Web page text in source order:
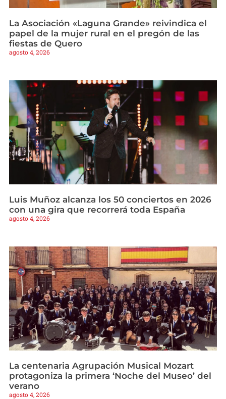
La Asociación «Laguna Grande» reivindica el
papel de la mujer rural en el pregón de las
fiestas de Quero
agosto 4, 2026
Luis Muñoz alcanza los 50 conciertos en 2026
con una gira que recorrerá toda España
agosto 4, 2026
La centenaria Agrupación Musical Mozart
protagoniza la primera ‘Noche del Museo’ del
verano
agosto 4, 2026